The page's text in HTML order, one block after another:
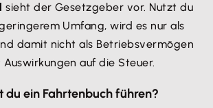
sieht der Gesetzgeber vor. Nutzt du
Umfang, wird es nur als
damit nicht als Betriebsvermögen
auf die Steuer.
du ein Fahrtenbuch führen?